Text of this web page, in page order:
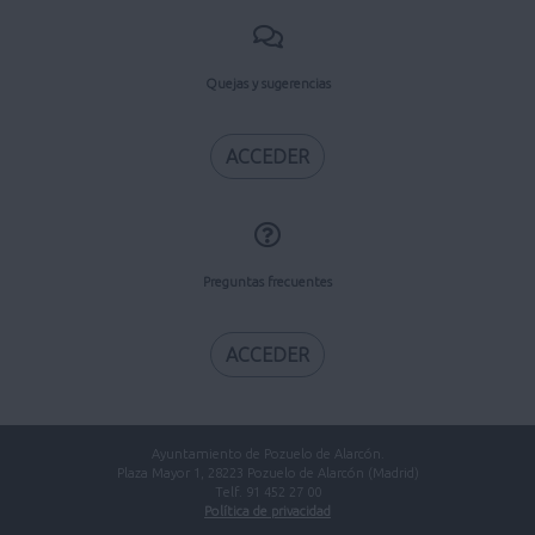
Quejas y sugerencias
ACCEDER
Preguntas frecuentes
ACCEDER
Ayuntamiento de Pozuelo de Alarcón.
Plaza Mayor 1, 28223 Pozuelo de Alarcón (Madrid)
Telf. 91 452 27 00
Política de privacidad